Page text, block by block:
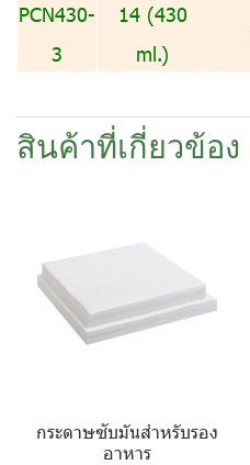
PCN430-
3
14 (430
ml.)
สินค้าที่เกี่ยวข้อง
กระดาษซับมันสำหรับรอง
อาหาร